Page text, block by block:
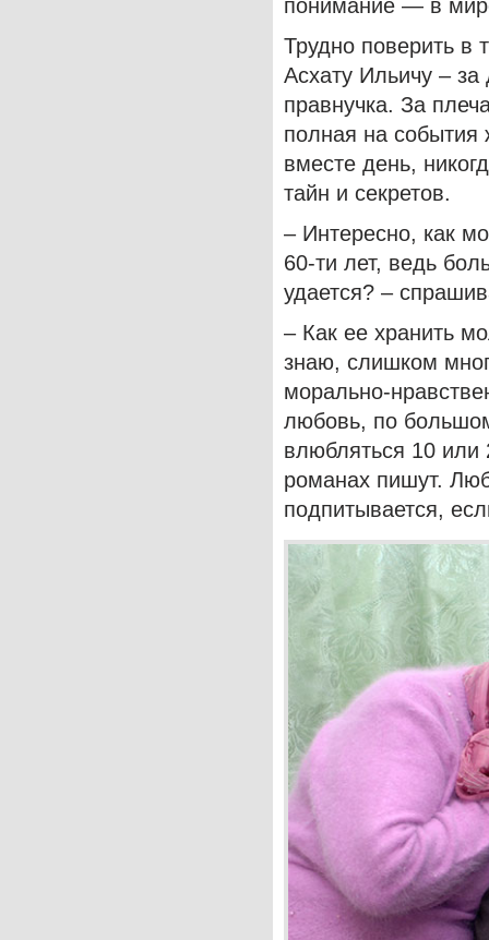
понимание — в
Трудно поверить в
Асхату Ильичу –
правнучка. За
полная на
вместе день,
тайн и секретов.
– Интересно, как
60-ти лет, ведь
удается? –
– Как ее хранить
знаю, слишком
морально-
любовь, по
влюбляться 10
романах пишут.
подпитывается,